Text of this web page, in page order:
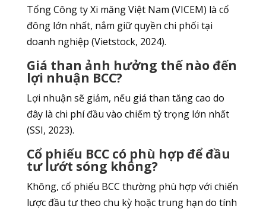
Tổng Công ty Xi măng Việt Nam (VICEM) là cổ
đông lớn nhất, nắm giữ quyền chi phối tại
doanh nghiệp (Vietstock, 2024).
Giá than ảnh hưởng thế nào đến
lợi nhuận BCC?
Lợi nhuận sẽ giảm, nếu giá than tăng cao do
đây là chi phí đầu vào chiếm tỷ trọng lớn nhất
(SSI, 2023).
Cổ phiếu BCC có phù hợp để đầu
tư lướt sóng không?
Không, cổ phiếu BCC thường phù hợp với chiến
lược đầu tư theo chu kỳ hoặc trung hạn do tính